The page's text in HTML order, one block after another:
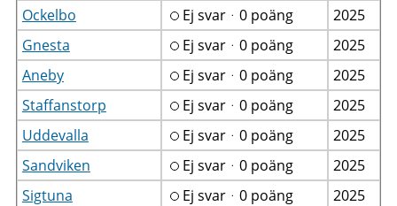
Ockelbo
Ej svarᆞ0 poäng
2025
Gnesta
Ej svarᆞ0 poäng
2025
Aneby
Ej svarᆞ0 poäng
2025
Staffanstorp
Ej svarᆞ0 poäng
2025
Uddevalla
Ej svarᆞ0 poäng
2025
Sandviken
Ej svarᆞ0 poäng
2025
Sigtuna
Ej svarᆞ0 poäng
2025